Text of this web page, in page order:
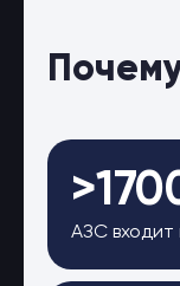
АЗС входит